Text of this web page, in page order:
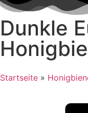
Dunkle
Startseite »